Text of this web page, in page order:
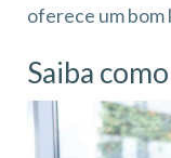
oferece um bom
Saiba